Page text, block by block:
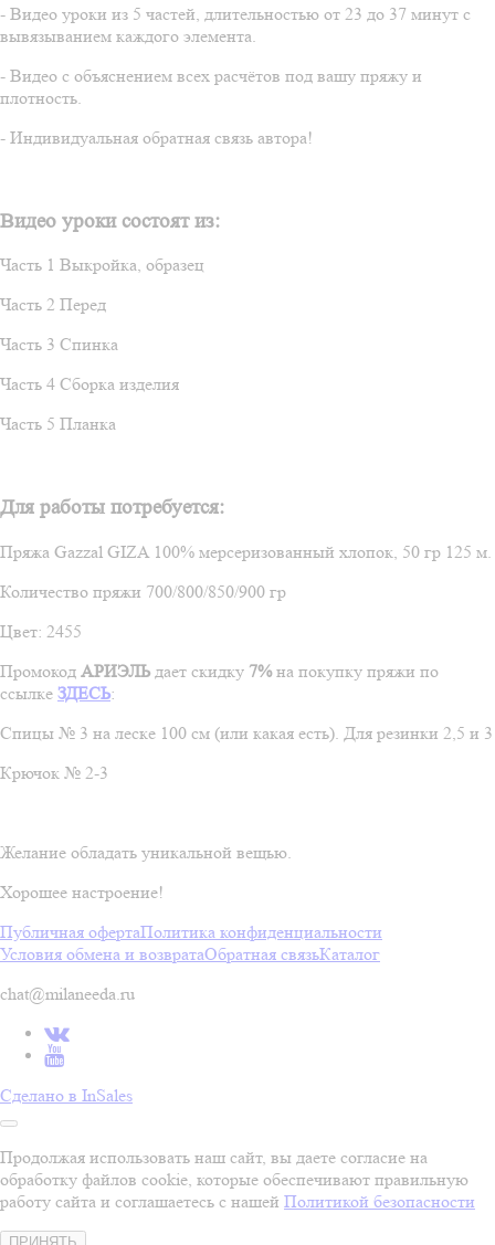
- Видео уроки из 5 частей, длительностью от 23 до 37 минут с
вывязыванием каждого элемента.
- Видео с объяснением всех расчётов под вашу пряжу и
плотность.
- Индивидуальная обратная связь автора!
Видео уроки состоят из:
Часть 1 Выкройка, образец
Часть 2 Перед
Часть 3 Спинка
Часть 4 Сборка изделия
Часть 5 Планка
Для работы потребуется:
Пряжа Gazzal GIZA 100% мерсеризованный хлопок, 50 гр 125 м.
Количество пряжи 700/800/850/900 гр
Цвет: 2455
Промокод АРИЭЛЬ дает скидку 7%на покупку пряжи по
ссылке ЗДЕСЬ:
Спицы № 3 на леске 100 см (или какая есть). Для резинки 2,5 и 3
Крючок № 2-3
Желание обладать уникальной вещью.
Хорошее настроение!
Публичная офертаПолитика конфиденциальности
Условия обмена и возвратаОбратная связьКаталог
chat@milaneeda.ru
Сделано в InSales
Продолжая использовать наш сайт, вы даете согласие на
обработку файлов cookie, которые обеспечивают правильную
работу сайта и соглашаетесь с нашей Политикой безопасности